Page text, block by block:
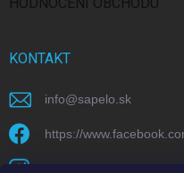
KONTAKT
info@sapelo.sk
https://